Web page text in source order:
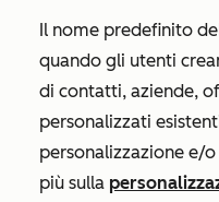
Il nome predefinito
quando gli utenti
di contatti, aziende,
personalizzati
personalizzazione e/
più sulla